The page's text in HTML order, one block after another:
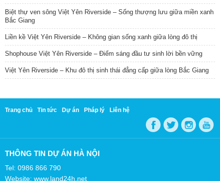
Biệt thự ven sông Việt Yên Riverside – Sống thượng lưu giữa miền xanh
Bắc Giang
Liền kề Việt Yên Riverside – Không gian sống xanh giữa lòng đô thị
Shophouse Việt Yên Riverside – Điểm sáng đầu tư sinh lời bền vững
Việt Yên Riverside – Khu đô thị sinh thái đẳng cấp giữa lòng Bắc Giang
Trang chủ Tin tức Dự án Pháp lý Liên hệ
THÔNG TIN DỰ ÁN HÀ NỘI
Tel: 0986 866 790
Website: www.land24h.net